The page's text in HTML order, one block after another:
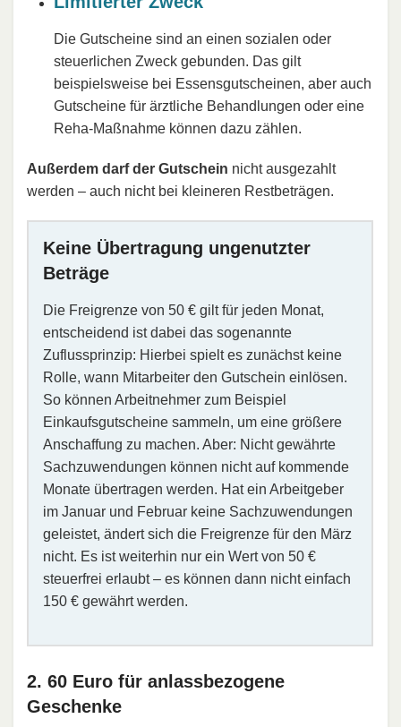
Die Gutscheine sind an einen sozialen oder
steuerlichen Zweck gebunden. Das gilt
beispielsweise bei Essensgutscheinen, aber auch
Gutscheine für ärztliche Behandlungen oder eine
Reha-Maßnahme können dazu zählen.
Außerdem darf der Gutschein nicht ausgezahlt
werden – auch nicht bei kleineren Restbeträgen.
Keine Übertragung ungenutzter
Beträge
Die Freigrenze von 50 € gilt für jeden Monat,
entscheidend ist dabei das sogenannte
Zuflussprinzip: Hierbei spielt es zunächst keine
Rolle, wann Mitarbeiter den Gutschein einlösen.
So können Arbeitnehmer zum Beispiel
Einkaufsgutscheine sammeln, um eine größere
Anschaffung zu machen. Aber: Nicht gewährte
Sachzuwendungen können nicht auf kommende
Monate übertragen werden. Hat ein Arbeitgeber
im Januar und Februar keine Sachzuwendungen
geleistet, ändert sich die Freigrenze für den März
nicht. Es ist weiterhin nur ein Wert von 50 €
steuerfrei erlaubt – es können dann nicht einfach
150 € gewährt werden.
2. 60 Euro für anlassbezogene
Geschenke